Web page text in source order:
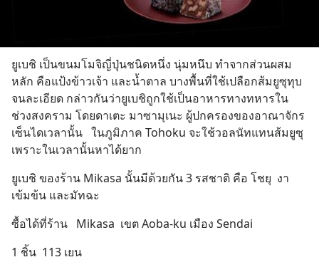
ยูเบชิ เป็นขนมโมจิญี่ปุ่นชนิดหนึ่ง นุ่มหนึบ ทำจากส่วนผสม
หลัก คือแป้งข้าวเจ้า และน้ำตาล บางพื้นที่ใช้เปลือกส้มยูซุทุบ
จนละเอียด กล่าวกันว่ายูเบชิถูกใช้เป็นอาหารทางทหารใน
ช่วงสงคราม โดยดาเตะ มาซามุเนะ ผู้ปกครองของอาณาจักร
เซ็นไดเวลานั้น   ในภูมิภาค Tohoku จะใช้วอลนัทแทนส้มยูซุ
เพราะในเวลานั้นหาได้ยาก
ยูเบชิ ของร้าน Mikasa นั้นมีด้วยกัน 3 รสชาติ คือ โชยุ  งา
เข้มข้น และมัทฉะ
ซื้อได้ที่ร้าน   Mikasa  เขต Aoba-ku เมือง Sendai
1 ชิ้น  113 เยน